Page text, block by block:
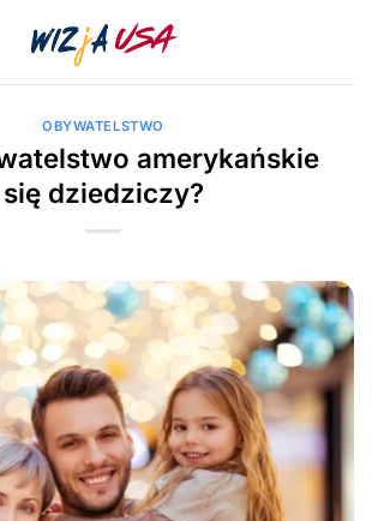
OBYWATELSTWO
amerykańskie
się dziedziczy?